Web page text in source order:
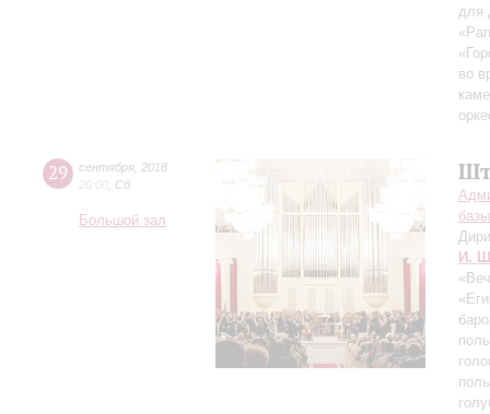
для
во
29 сентября 2018
20:00 Сб
Большой зал
базы
И.